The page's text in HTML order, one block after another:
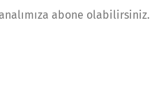
abone olabilirsiniz.